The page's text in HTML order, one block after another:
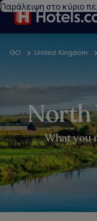
Παράλειψη στο κύριο
GO United Kingdom
North
What you